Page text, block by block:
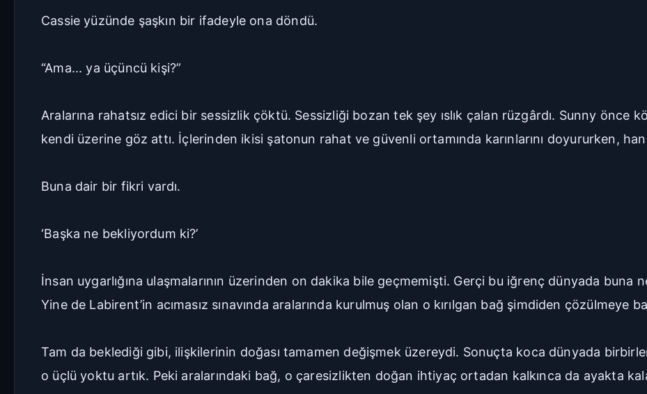
Cassie yüzünde şaşkın bir ifadeyle ona döndü.
“Ama... ya üçüncü kişi?”
Aralarına rahatsız edici bir sessizlik çöktü. Sessizliği bozan tek şey ıslık çalan rüzgârdı. Sunny önce
kendi üzerine göz attı. İçlerinden ikisi şatonun rahat ve güvenli ortamında karınlarını doyururken,
Buna dair bir fikri vardı.
‘Başka ne bekliyordum ki?’
İnsan uygarlığına ulaşmalarının üzerinden on dakika bile geçmemişti. Gerçi bu iğrenç dünyada buna
Yine de Labirent’in acımasız sınavında aralarında kurulmuş olan o kırılgan bağ şimdiden çözülmeye
Tam da beklediği gibi, ilişkilerinin doğası tamamen değişmek üzereydi. Sonuçta koca dünyada
o üçlü yoktu artık. Peki aralarındaki bağ, o çaresizlikten doğan ihtiyaç ortadan kalkınca da ayakta